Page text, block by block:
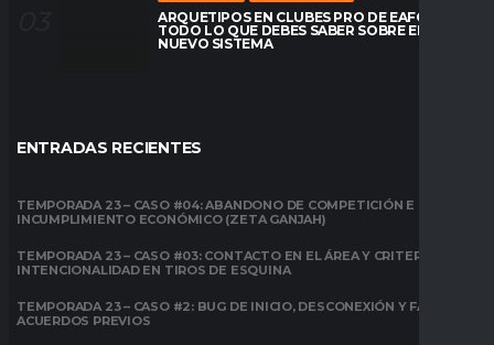
ARQUETIPOS EN CLUBES PRO DE EAFC26:
TODO LO QUE DEBES SABER SOBRE EL
NUEVO SISTEMA
ENTRADAS RECIENTES
TEMPORADA 23 – CASO #04: ABANDONO DE COMPETICIÓN E
INCUMPLIMIENTO ECONÓMICO (ZETA GANJAH)
TEMPORADA 23 – CASO #03: CONTACTO EN EL ÁREA Y CRITERIO DE
INTENCIONALIDAD EN TIROS DE ESQUINA
TEMPORADA 23 – CASO #2: BUG DE INICIO, DESCONEXIÓN Y FALTA DE
ACUERDOS PREVIOS